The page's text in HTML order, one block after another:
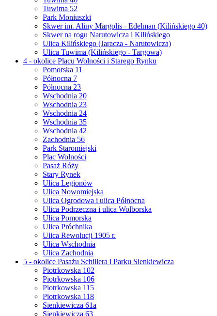
Tuwima 52
Park Moniuszki
Skwer im. Aliny Margolis - Edelman (Kilińskiego 40)
Skwer na rogu Narutowicza i Kilińskiego
Ulica Kilińskiego (Jaracza - Narutowicza)
Ulica Tuwima (Kilińskiego - Targowa)
4 - okolice Placu Wolności i Starego Rynku
Pomorska 11
Północna 7
Północna 23
Wschodnia 20
Wschodnia 23
Wschodnia 24
Wschodnia 35
Wschodnia 42
Zachodnia 56
Park Staromiejski
Plac Wolności
Pasaż Róży
Stary Rynek
Ulica Legionów
Ulica Nowomiejska
Ulica Ogrodowa i ulica Północna
Ulica Podrzeczna i ulica Wolborska
Ulica Pomorska
Ulica Próchnika
Ulica Rewolucji 1905 r.
Ulica Wschodnia
Ulica Zachodnia
5 - okolice Pasażu Schillera i Parku Sienkiewicza
Piotrkowska 102
Piotrkowska 106
Piotrkowska 115
Piotrkowska 118
Sienkiewicza 61a
Sienkiewicza 63